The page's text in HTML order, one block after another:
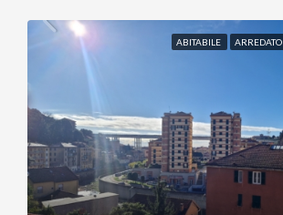
ABITABILE ARREDATO